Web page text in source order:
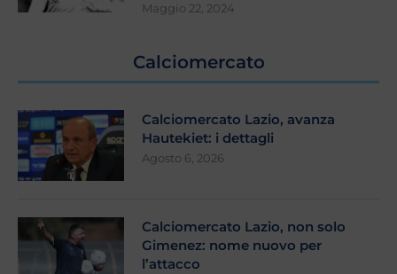
Maggio 22, 2024
Calciomercato
Calciomercato Lazio, avanza
Hautekiet: i dettagli
Agosto 6, 2026
Calciomercato Lazio, non solo
Gimenez: nome nuovo per
l’attacco